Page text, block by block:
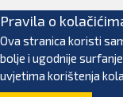
Pravila o
Ova stranica koristi
bolje i ugodnije
uvjetima korištenja